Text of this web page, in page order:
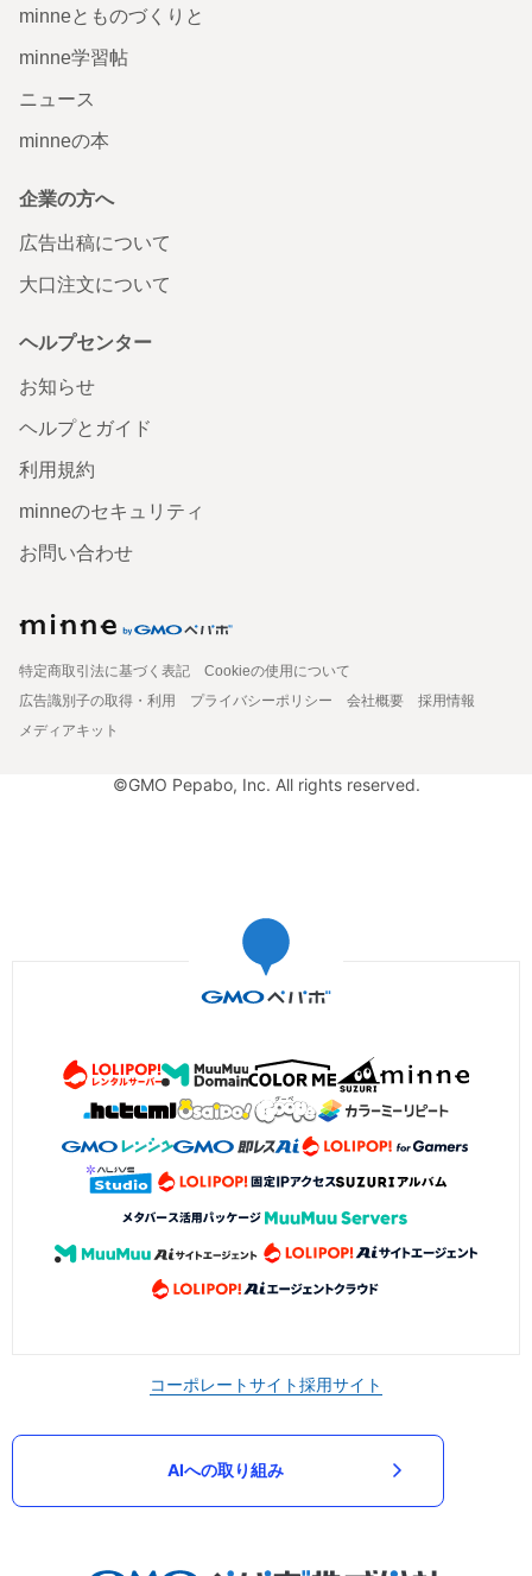
minneとものづくりと
minne学習帖
ニュース
minneの本
企業の方へ
広告出稿について
大口注文について
ヘルプセンター
お知らせ
ヘルプとガイド
利用規約
minneのセキュリティ
お問い合わせ
特定商取引法に基づく表記
Cookieの使用について
広告識別子の取得・利用
プライバシーポリシー 会社概要
採用情報
メディアキット
©GMO Pepabo, Inc. All rights reserved.
コーポレートサイト採用サイト
AIへの取り組み